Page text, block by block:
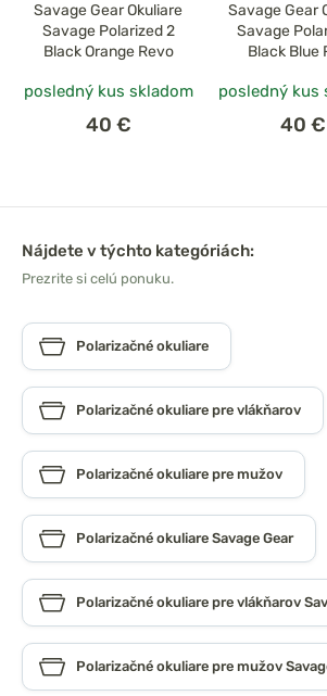
Savage Gear Okuliare
Savage Polarized 2
Black Orange Revo
posledný kus skladom
40 €
Savage Gear
Savage
Black Blue
posledný kus
40 €
Nájdete v týchto kategóriách:
Prezrite si celú ponuku.
Polarizačné okuliare
Polarizačné okuliare pre vlákňarov
Polarizačné okuliare pre mužov
Polarizačné okuliare Savage Gear
Polarizačné okuliare pre vlákňarov
Polarizačné okuliare pre mužov